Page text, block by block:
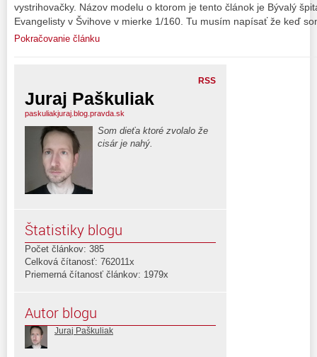
vystrihovačky. Názov modelu o ktorom je tento článok je Bývalý
Evangelisty v Švihove v mierke 1/160. Tu musím napísať že keď
Pokračovanie článku
RSS
Juraj Paškuliak
paskuliakjuraj.blog.pravda.sk
Som dieťa ktoré zvolalo že
cisár je nahý.
Štatistiky blogu
Počet článkov: 385
Celková čítanosť: 762011x
Priemerná čítanosť článkov: 1979x
Autor blogu
Juraj Paškuliak